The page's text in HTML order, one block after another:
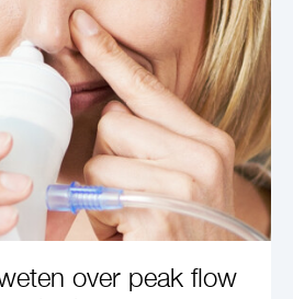
over peak flow